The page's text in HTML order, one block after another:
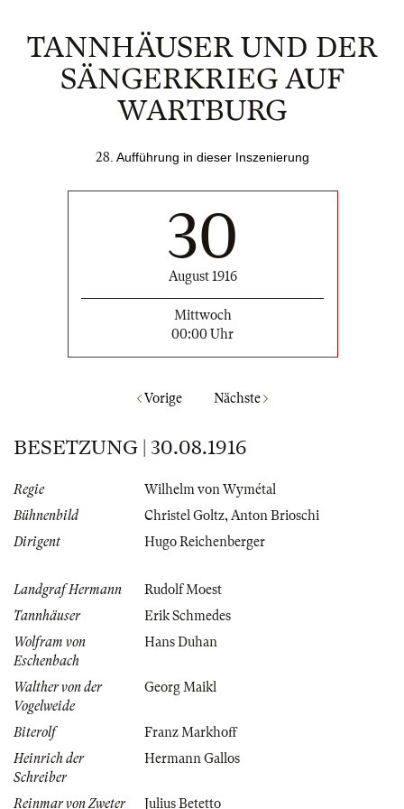
TANNHÄUSER UND DER
SÄNGERKRIEG AUF
WARTBURG
28. Aufführung in dieser Inszenierung
30
August 1916
Mittwoch
00:00 Uhr
Vorige Nächste
BESETZUNG | 30.08.1916
Regie
Wilhelm von Wymétal
Bühnenbild
Christel Goltz,Anton Brioschi
Dirigent
Hugo Reichenberger
Landgraf Hermann
Rudolf Moest
Tannhäuser
Erik Schmedes
Wolfram von
Eschenbach
Hans Duhan
Walther von der
Vogelweide
Georg Maikl
Biterolf
Franz Markhoff
Heinrich der
Schreiber
Hermann Gallos
Reinmar von Zweter Julius Betetto